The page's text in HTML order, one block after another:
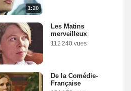
1:20
Les Matins
merveilleux
112 240 vues
De la Comédie-
Française